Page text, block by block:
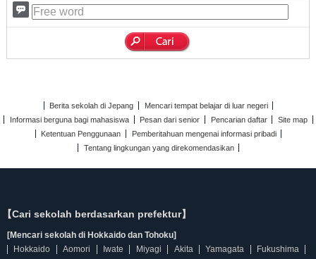
Berita sekolah di Jepang
Mencari tempat belajar di luar negeri
Informasi berguna bagi mahasiswa
Pesan dari senior Pencarian daftar
Site map
Ketentuan Penggunaan
Pemberitahuan mengenai informasi pribadi
Tentang lingkungan yang direkomendasikan
【Cari sekolah berdasarkan prefektur】
[Mencari sekolah di Hokkaido dan Tohoku]
Hokkaido
Aomori Iwate Miyagi Akita Yamagata Fukushima